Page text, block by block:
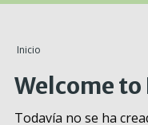
You
are
here
Inicio
Welcome to
Todavía no se ha